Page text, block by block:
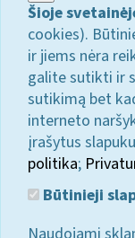
Šioje
cookies).
ir jiems nėra
galite sutikti ir
sutikimą bet
interneto
įrašytus
politika;
Būtinieji